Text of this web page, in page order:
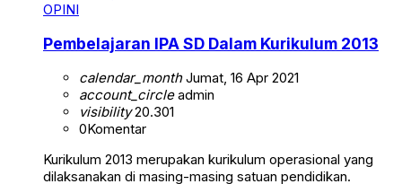
OPINI
Pembelajaran IPA SD Dalam Kurikulum 2013
calendar_monthJumat, 16 Apr 2021
account_circleadmin
visibility20.301
0Komentar
Kurikulum 2013 merupakan kurikulum operasional yang
dilaksanakan di masing-masing satuan pendidikan.